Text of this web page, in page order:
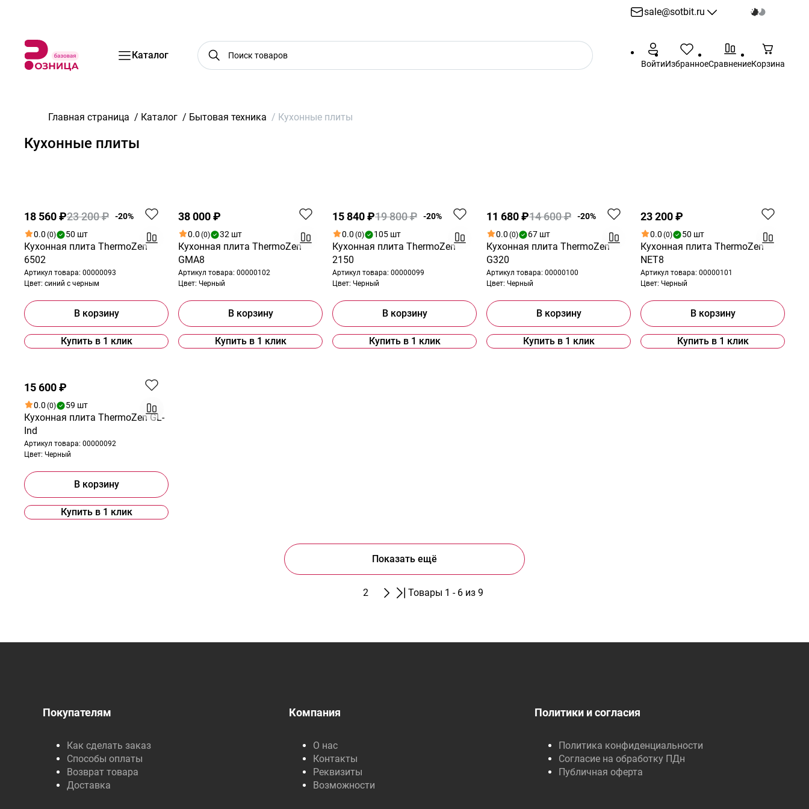
sale@sotbit.ru
sale@sotbit.ru
Каталог
ВойтиИзбранноеСравнениеКорзина
Главная страница / Каталог / Бытовая техника / Кухонные плиты
Кухонные плиты
18 560 ₽23 200 ₽
-20%
0.0 (0) 50 шт
Кухонная плита ThermoZen
6502
Артикул товара: 00000093
Цвет: синий с черным
В корзину
Купить в 1 клик
38 000 ₽
0.0 (0) 32 шт
Кухонная плита ThermoZen
GMA8
Артикул товара: 00000102
Цвет: Черный
В корзину
Купить в 1 клик
15 840 ₽19 800 ₽
-20%
0.0 (0) 105 шт
Кухонная плита ThermoZen
2150
Артикул товара: 00000099
Цвет: Черный
В корзину
Купить в 1 клик
11 680 ₽14 600 ₽
-20%
0.0 (0) 67 шт
Кухонная плита ThermoZen
G320
Артикул товара: 00000100
Цвет: Черный
В корзину
Купить в 1 клик
23 200 ₽
0.0 (0) 50 шт
Кухонная плита ThermoZen
NET8
Артикул товара: 00000101
Цвет: Черный
В корзину
Купить в 1 клик
15 600 ₽
0.0 (0) 59 шт
Кухонная плита ThermoZen GL-
Ind
Артикул товара: 00000092
Цвет: Черный
В корзину
Купить в 1 клик
Показать ещё
2 Товары 1 - 6 из 9
Покупателям
Как сделать заказ
Способы оплаты
Возврат товара
Доставка
Компания
О нас
Контакты
Реквизиты
Возможности
Политики и согласия
Политика конфиденциальности
Согласие на обработку ПДн
Публичная оферта